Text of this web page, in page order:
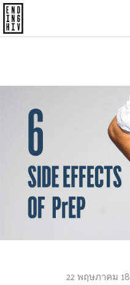
22 พฤษภาคม 18